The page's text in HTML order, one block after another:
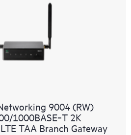
9004 (RW)
1000BASE‑T 2K
TAA Branch Gateway